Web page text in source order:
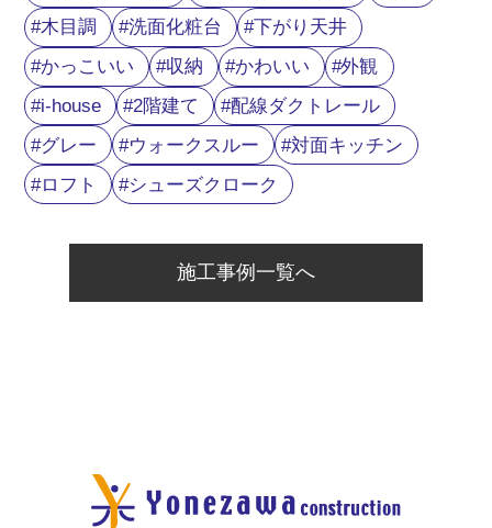
木目調
洗面化粧台
下がり天井
かっこいい
収納 かわいい
外観
i-house
2階建て
配線ダクトレール
グレー
ウォークスルー
対面キッチン
ロフト
シューズクローク
施工事例一覧へ